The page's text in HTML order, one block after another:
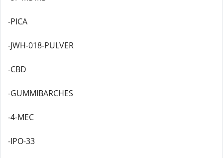
-PICA
-JWH-018-PULVER
-CBD
-GUMMIBARCHES
-4-MEC
-IPO-33